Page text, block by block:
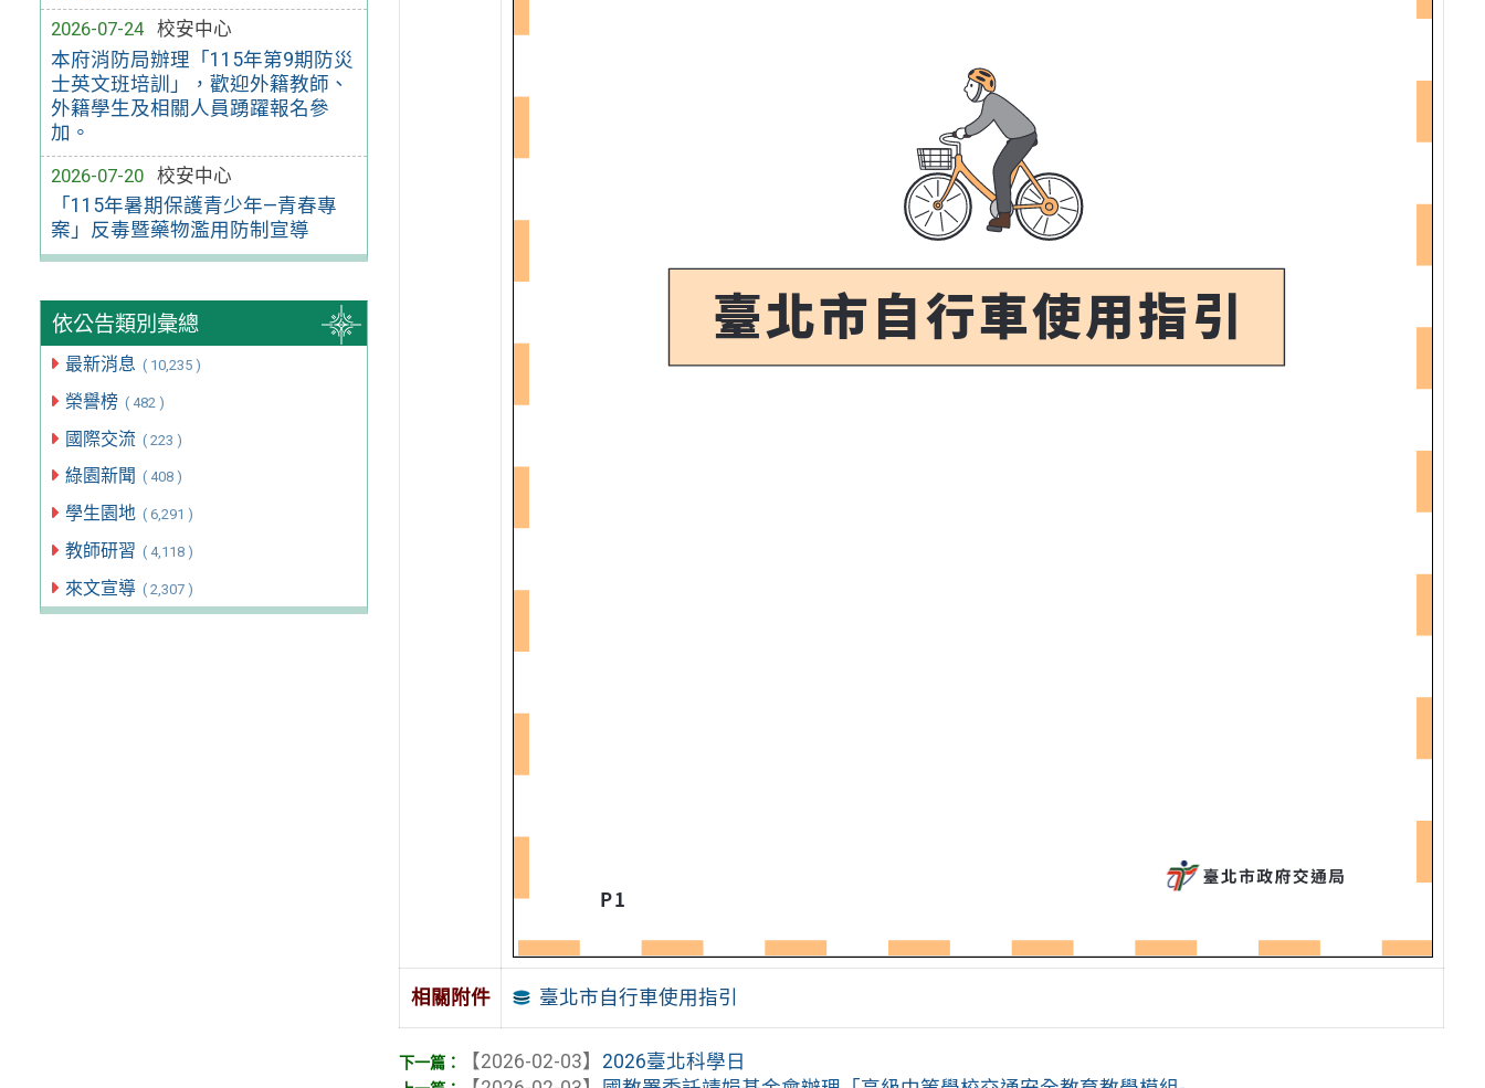
2026-07-24
校安中心
本府消防局辦理「115年第9期防災
士英文班培訓」，歡迎外籍教師、
外籍學生及相關人員踴躍報名參
加。
2026-07-20
校安中心
「115年暑期保護青少年—青春專
案」反毒暨藥物濫用防制宣導
依公告類別彙總
最新消息 ( 10,235 )
榮譽榜 ( 482 )
國際交流 ( 223 )
綠園新聞 ( 408 )
學生園地 ( 6,291 )
教師研習 ( 4,118 )
來文宣導 ( 2,307 )
相關附件 臺北市自行車使用指引
【2026-02-03】 2026臺北科學日